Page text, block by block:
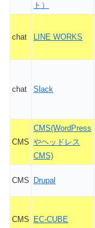
ト）
chat LINE WORKS
chat Slack
CMS
CMS(WordPress
やヘッドレス
CMS)
CMS Drupal
CMS EC-CUBE